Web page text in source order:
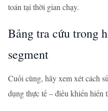
toán tại thời gian chạy.
Bảng tra cứu trong
segment
Cuối cùng, hãy xem xét cách
dụng thực tế – điều khiển hiển